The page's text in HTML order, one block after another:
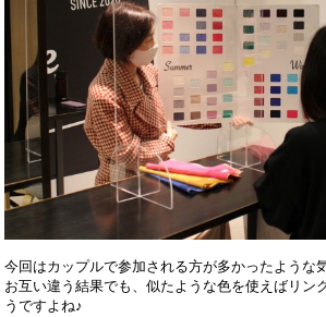
今回はカップルで参加される方が多かったような
お互い違う結果でも、似たような色を使えばリン
うですよね♪